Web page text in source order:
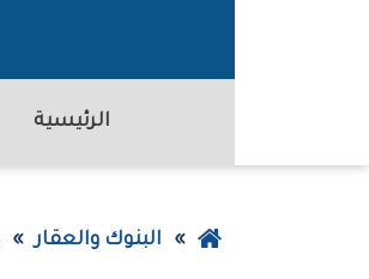
الرئيسية
عودةالبنوك والعقار